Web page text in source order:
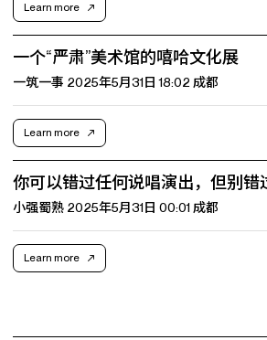
Learn more
一个“严肃”美术馆的嘻哈文化展
一筑一事 2025年5月31日 18:02 成都
Learn more
你可以错过任何说唱演出，但别错
小强蜀熟 2025年5月31日 00:01 成都
Learn more